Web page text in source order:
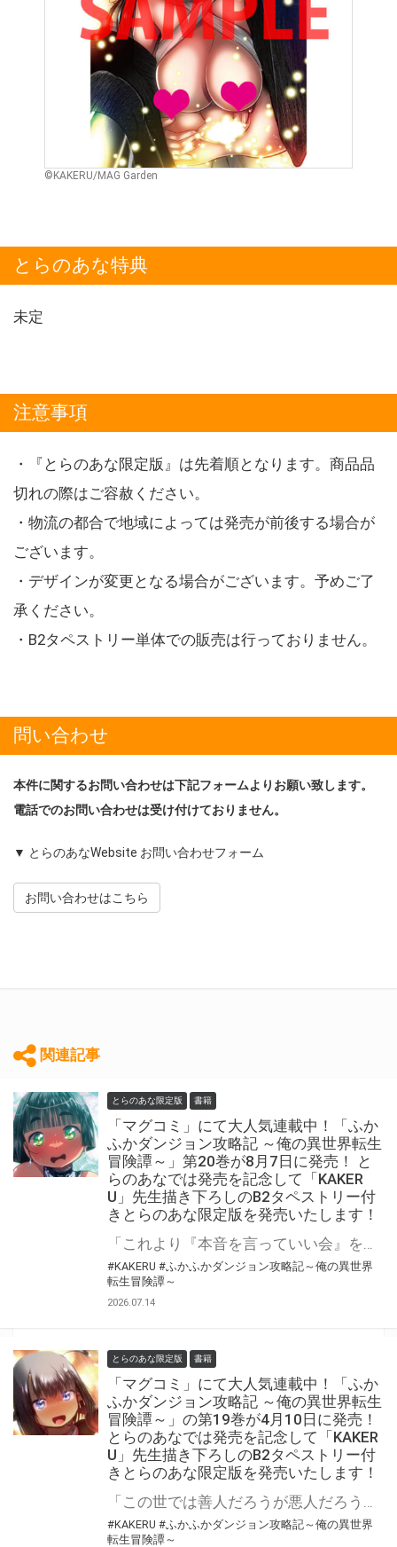
©︎KAKERU/MAG Garden
とらのあな特典
未定
注意事項
・『とらのあな限定版』は先着順となります。商品品
切れの際はご容赦ください。
・物流の都合で地域によっては発売が前後する場合が
ございます。
・デザインが変更となる場合がございます。予めご了
承ください。
・B2タペストリー単体での販売は行っておりません。
問い合わせ
本件に関するお問い合わせは下記フォームよりお願い致します。
電話でのお問い合わせは受け付けておりません。
▼ とらのあなWebsite お問い合わせフォーム
お問い合わせはこちら
関連記事
とらのあな限定版 書籍
「マグコミ」にて大人気連載中！「ふか
ふかダンジョン攻略記 ～俺の異世界転生
冒険譚～」第20巻が8月7日に発売！ と
らのあなでは発売を記念して「KAKER
U」先生描き下ろしのB2タペストリー付
きとらのあな限定版を発売いたします！
#KAKERU #ふかふかダンジョン攻略記～俺の異世界
転生冒険譚～
2026.07.14
とらのあな限定版 書籍
「マグコミ」にて大人気連載中！「ふか
ふかダンジョン攻略記 ～俺の異世界転生
冒険譚～」の第19巻が4月10日に発売！
とらのあなでは発売を記念して「KAKER
U」先生描き下ろしのB2タペストリー付
きとらのあな限定版を発売いたします！
#KAKERU #ふかふかダンジョン攻略記～俺の異世界
転生冒険譚～